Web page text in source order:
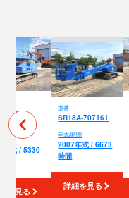
年式 / 5330
を見る
型番
SR18A-707161
年式/時間
2007年式 / 6673
時間
詳細を見る